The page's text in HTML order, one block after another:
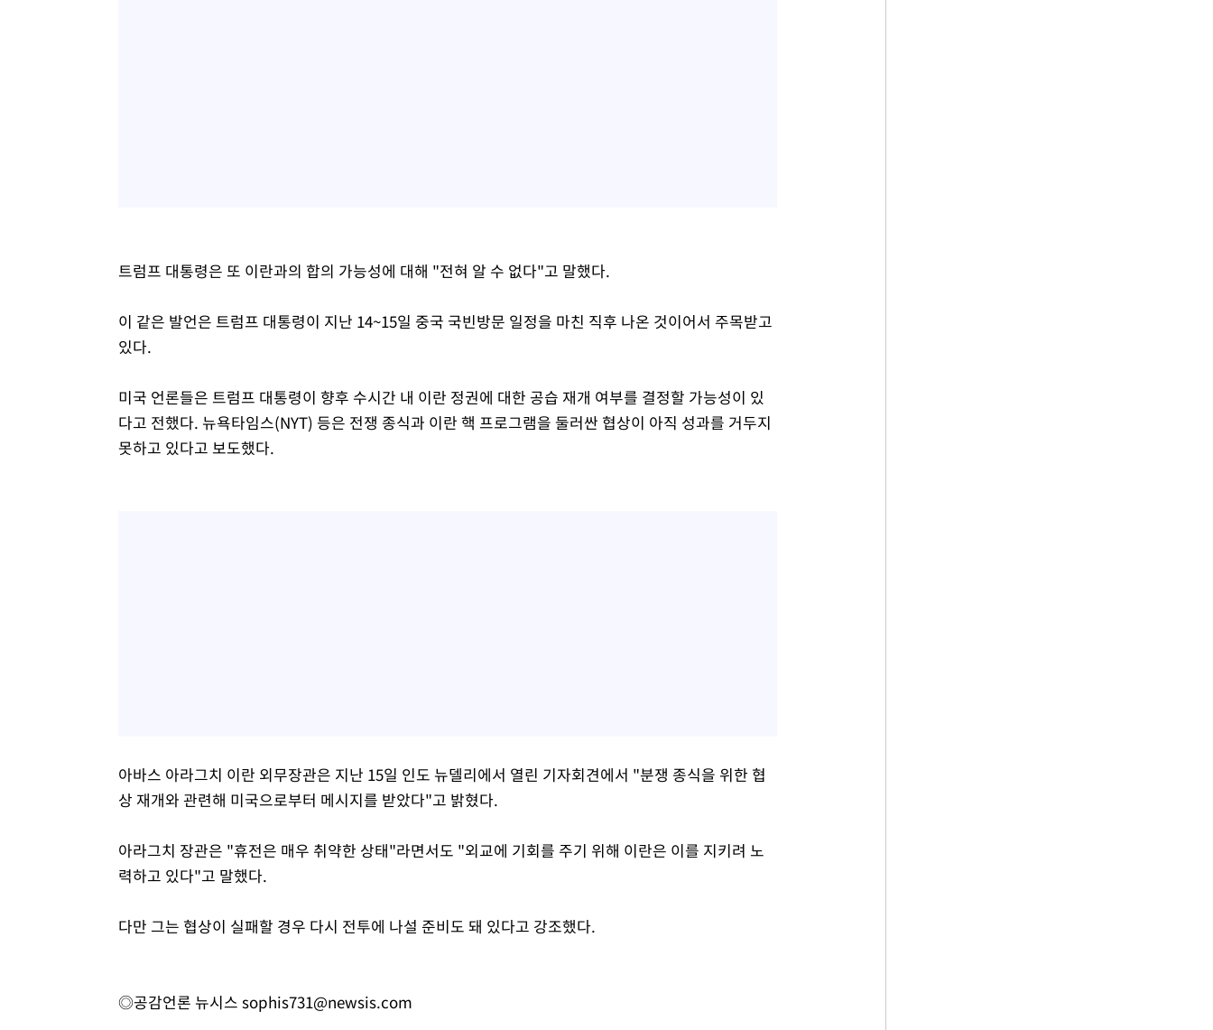
트럼프 대통령은 또 이란과의 합의 가능성에 대해 "전혀 알 수 없다"고 말했다.
이 같은 발언은 트럼프 대통령이 지난 14~15일 중국 국빈방문 일정을 마친 직후 나온 것이어서 주목받고
있다.
미국 언론들은 트럼프 대통령이 향후 수시간 내 이란 정권에 대한 공습 재개 여부를 결정할 가능성이 있
다고 전했다. 뉴욕타임스(NYT) 등은 전쟁 종식과 이란 핵 프로그램을 둘러싼 협상이 아직 성과를 거두지
못하고 있다고 보도했다.
아바스 아라그치 이란 외무장관은 지난 15일 인도 뉴델리에서 열린 기자회견에서 "분쟁 종식을 위한 협
상 재개와 관련해 미국으로부터 메시지를 받았다"고 밝혔다.
아라그치 장관은 "휴전은 매우 취약한 상태"라면서도 "외교에 기회를 주기 위해 이란은 이를 지키려 노
력하고 있다"고 말했다.
다만 그는 협상이 실패할 경우 다시 전투에 나설 준비도 돼 있다고 강조했다.
◎공감언론 뉴시스 sophis731@newsis.com